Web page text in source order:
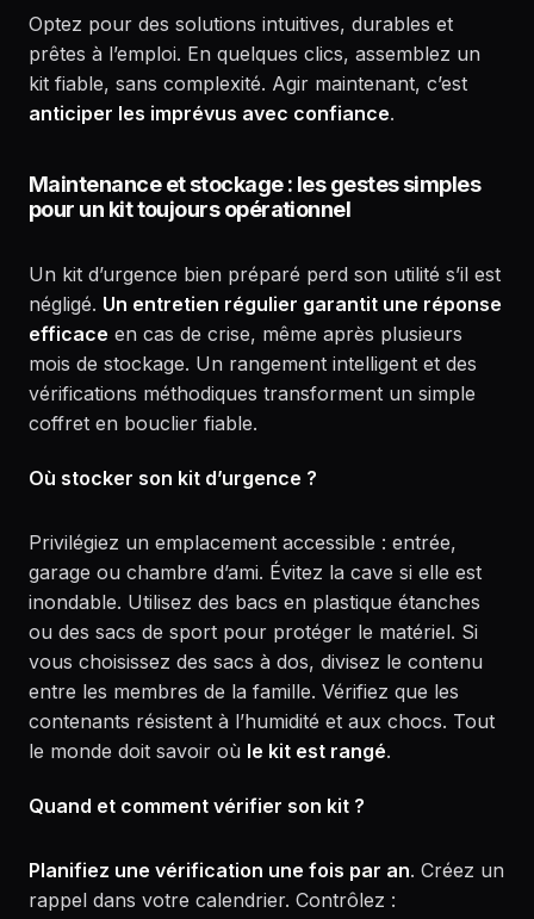
Optez pour des solutions intuitives, durables et
prêtes à l’emploi. En quelques clics, assemblez un
kit fiable, sans complexité. Agir maintenant, c’est
anticiper les imprévus avec confiance.
Maintenance et stockage : les gestes simples
pour un kit toujours opérationnel
Un kit d’urgence bien préparé perd son utilité s’il est
négligé. Un entretien régulier garantit une réponse
efficace en cas de crise, même après plusieurs
mois de stockage. Un rangement intelligent et des
vérifications méthodiques transforment un simple
coffret en bouclier fiable.
Où stocker son kit d’urgence ?
Privilégiez un emplacement accessible : entrée,
garage ou chambre d’ami. Évitez la cave si elle est
inondable. Utilisez des bacs en plastique étanches
ou des sacs de sport pour protéger le matériel. Si
vous choisissez des sacs à dos, divisez le contenu
entre les membres de la famille. Vérifiez que les
contenants résistent à l’humidité et aux chocs. Tout
le monde doit savoir où le kit est rangé.
Quand et comment vérifier son kit ?
Planifiez une vérification une fois par an. Créez un
rappel dans votre calendrier. Contrôlez :